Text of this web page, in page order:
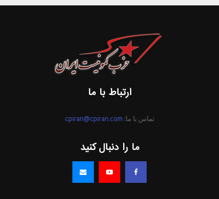
ارتباط با ما
تماس با ما: cpiran@cpiran.com
ما را دنبال کنید